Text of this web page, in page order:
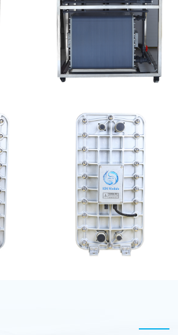
理设
MK-TC500 EDI设备维
修